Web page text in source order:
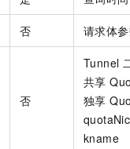
否 请求体参
否
Tunnel
共享
独享
kname